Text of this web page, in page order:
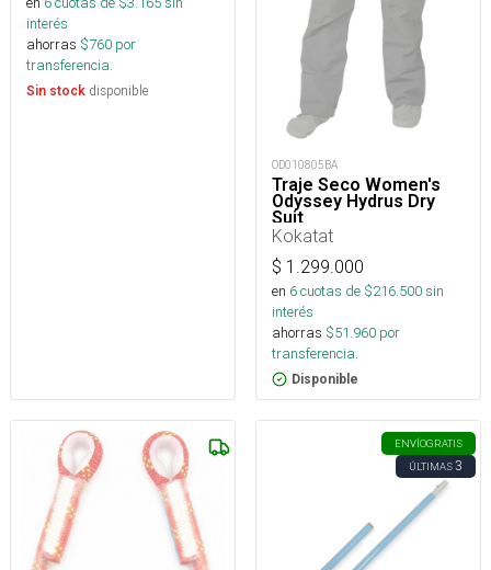
interés
ahorras $760 por
transferencia.
Sin stock disponible
OD010805BA
Traje Seco Women's
Odyssey Hydrus Dry
Suit
Kokatat
$ 1.299.000
en 6cuotas de $216.500sin
interés
ahorras $51.960 por
transferencia.
Disponible
ENVÍOGRATIS
ÚLTIMAS3